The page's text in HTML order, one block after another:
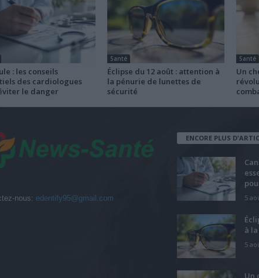
: les conseils
des cardiologues
le danger
Santé
Éclipse du 12 août : attention à
la pénurie de lunettes de
sécurité
Santé
Un
nous: edentify95@gmail.com
ENCORE PLUS
5
à
5
Un